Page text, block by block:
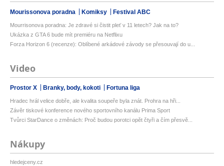
Mourissonova poradna Komiksy Festival ABC
Mourrisonova poradna: Je zdravé si čistit pleť v 11 letech? Jak na to?
Ukázka z GTA 6 bude mít premiéru na Netflixu
Forza Horizon 6 (recenze): Oblíbené arkádové závody se přesouvají do u...
Video
Prostor X Branky, body, kokoti Fortuna liga
Hradec hrál velice dobře, ale kvalita soupeře byla znát. Prohra na hři...
Závěr tiskové konference nového sportovního kanálu Prima Sport
Tvůrci StarDance o změnách: Proč budou porotci opět čtyři a čím přesvě...
Nákupy
hledejceny.cz